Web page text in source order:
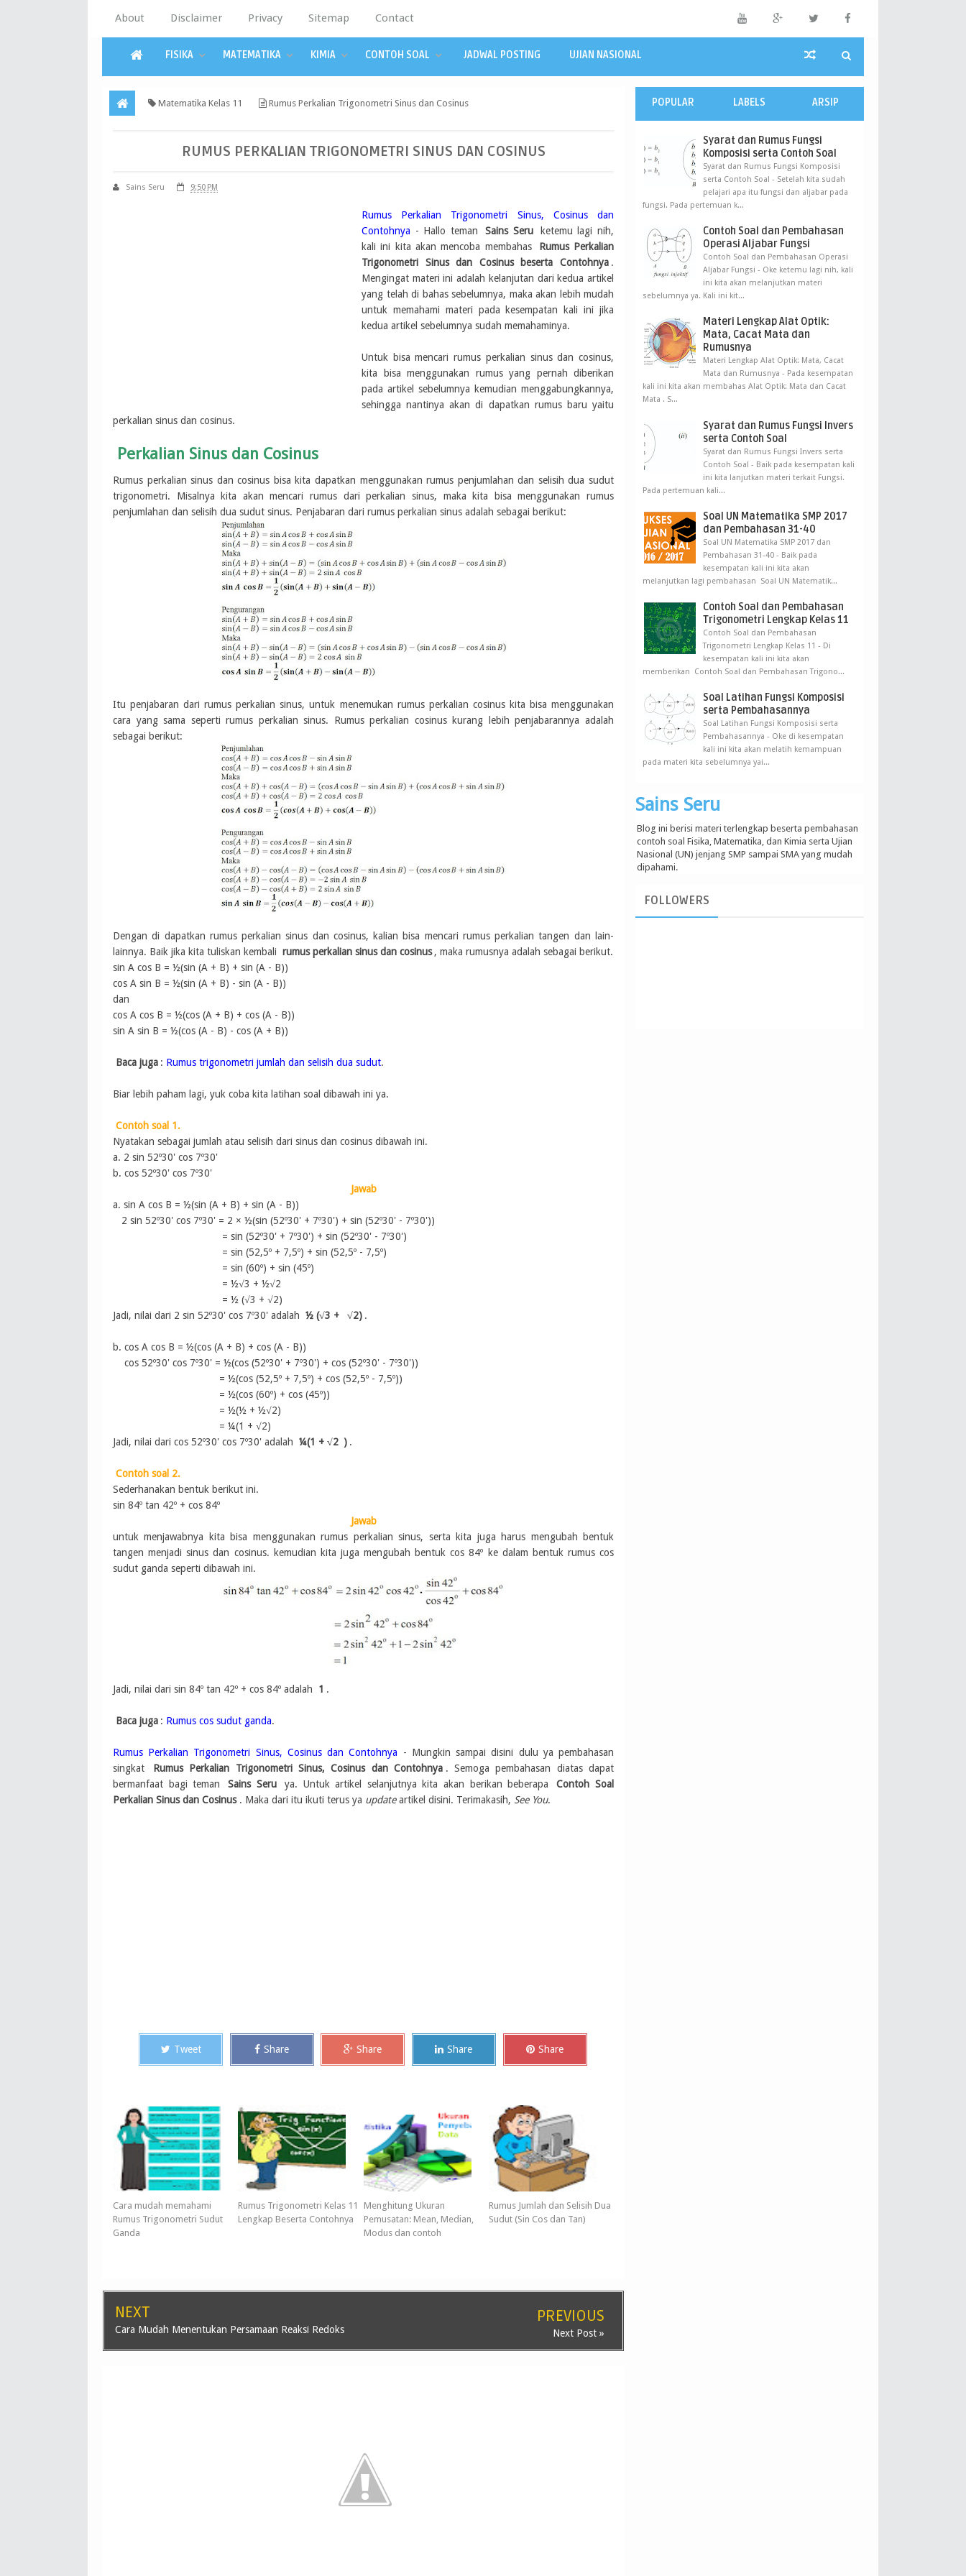
About Disclaimer Privacy Sitemap Contact
FISIKA MATEMATIKA KIMIA CONTOH SOAL JADWAL POSTING UJIAN NASIONAL
Matematika Kelas 11 Rumus Perkalian Trigonometri Sinus dan Cosinus
RUMUS PERKALIAN TRIGONOMETRI SINUS DAN COSINUS
Sains Seru 9:50 PM
Rumus Perkalian Trigonometri Sinus, Cosinus dan
Contohnya - Hallo teman Sains Seru
ketemu lagi nih,
kali ini kita akan mencoba membahas
Rumus Perkalian
Trigonometri Sinus dan Cosinus beserta Contohnya .
Mengingat materi ini adalah kelanjutan dari kedua artikel
yang telah di bahas sebelumnya, maka akan lebih mudah
untuk memahami materi pada kesempatan kali ini jika
kedua artikel sebelumnya sudah memahaminya.
Untuk bisa mencari rumus perkalian sinus dan cosinus,
kita bisa menggunakan rumus yang pernah diberikan
pada artikel sebelumnya kemudian menggabungkannya,
sehingga nantinya akan di dapatkan rumus baru yaitu
perkalian sinus dan cosinus.
Perkalian Sinus dan Cosinus
Rumus perkalian sinus dan cosinus bisa kita dapatkan menggunakan rumus penjumlahan dan selisih dua sudut
trigonometri. Misalnya kita akan mencari rumus dari perkalian sinus, maka kita bisa menggunakan rumus
penjumlahan dan selisih dua sudut sinus. Penjabaran dari rumus perkalian sinus adalah sebagai berikut:
Itu penjabaran dari rumus perkalian sinus, untuk menemukan rumus perkalian cosinus kita bisa menggunakan
cara yang sama seperti rumus perkalian sinus. Rumus perkalian cosinus kurang lebih penjabarannya adalah
sebagai berikut:
Dengan di dapatkan rumus perkalian sinus dan cosinus, kalian bisa mencari rumus perkalian tangen dan lain-
lainnya. Baik jika kita tuliskan kembali rumus perkalian sinus dan cosinus , maka rumusnya adalah sebagai berikut.
sin A cos B = ½(sin (A + B) + sin (A - B))
cos A sin B = ½(sin (A + B) - sin (A - B))
dan
cos A cos B = ½(cos (A + B) + cos (A - B))
sin A sin B = ½(cos (A - B) - cos (A + B))
Baca juga : Rumus trigonometri jumlah dan selisih dua sudut.
Biar lebih paham lagi, yuk coba kita latihan soal dibawah ini ya.
Contoh soal 1.
Nyatakan sebagai jumlah atau selisih dari sinus dan cosinus dibawah ini.
a. 2 sin 52º30' cos 7º30'
b. cos 52º30' cos 7º30'
Jawab
a. sin A cos B = ½(sin (A + B) + sin (A - B))
2 sin 52º30' cos 7º30' = 2 × ½(sin (52º30' + 7º30') + sin (52º30' - 7º30'))
= sin (52º30' + 7º30') + sin (52º30' - 7º30')
= sin (52,5º + 7,5º) + sin (52,5º - 7,5º)
= sin (60º) + sin (45º)
= ½√3 + ½√2
= ½ (√3 + √2)
Jadi, nilai dari 2 sin 52º30' cos 7º30' adalah ½ (√3 + √2) .
b. cos A cos B = ½(cos (A + B) + cos (A - B))
cos 52º30' cos 7º30' = ½(cos (52º30' + 7º30') + cos (52º30' - 7º30'))
= ½(cos (52,5º + 7,5º) + cos (52,5º - 7,5º))
= ½(cos (60º) + cos (45º))
= ½(½ + ½√2)
= ¼(1 + √2)
Jadi, nilai dari cos 52º30' cos 7º30' adalah ¼(1 + √2 ) .
Contoh soal 2.
Sederhanakan bentuk berikut ini.
sin 84º tan 42º + cos 84º
Jawab
untuk menjawabnya kita bisa menggunakan rumus perkalian sinus, serta kita juga harus mengubah bentuk
tangen menjadi sinus dan cosinus. kemudian kita juga mengubah bentuk cos 84º ke dalam bentuk rumus cos
sudut ganda seperti dibawah ini.
Jadi, nilai dari sin 84º tan 42º + cos 84º adalah 1 .
Baca juga : Rumus cos sudut ganda.
Rumus Perkalian Trigonometri Sinus, Cosinus dan Contohnya - Mungkin sampai disini dulu ya pembahasan
singkat
Rumus Perkalian Trigonometri Sinus, Cosinus dan Contohnya . Semoga pembahasan diatas dapat
bermanfaat bagi teman
Sains Seru ya. Untuk artikel selanjutnya kita akan berikan beberapa
Contoh Soal
Perkalian Sinus dan Cosinus . Maka dari itu ikuti terus ya updateartikel disini. Terimakasih, See You.
Tweet Share Share Share Share
Cara mudah memahami
Rumus Trigonometri Sudut
Ganda
Rumus Trigonometri Kelas 11
Lengkap Beserta Contohnya
Menghitung Ukuran
Pemusatan: Mean, Median,
Modus dan contoh
Rumus Jumlah dan Selisih Dua
Sudut (Sin Cos dan Tan)
NEXT
Cara Mudah Menentukan Persamaan Reaksi Redoks
PREVIOUS
Next Post »
POPULAR LABELS ARSIP
Syarat dan Rumus Fungsi
Komposisi serta Contoh Soal
Syarat dan Rumus Fungsi Komposisi
serta Contoh Soal - Setelah kita sudah
pelajari apa itu fungsi dan aljabar pada
fungsi. Pada pertemuan k...
Contoh Soal dan Pembahasan
Operasi Aljabar Fungsi
Contoh Soal dan Pembahasan Operasi
Aljabar Fungsi - Oke ketemu lagi nih, kali
ini kita akan melanjutkan materi
sebelumnya ya. Kali ini kit...
Materi Lengkap Alat Optik:
Mata, Cacat Mata dan
Rumusnya
Materi Lengkap Alat Optik: Mata, Cacat
Mata dan Rumusnya - Pada kesempatan
kali ini kita akan membahas Alat Optik: Mata dan Cacat
Mata . S...
Syarat dan Rumus Fungsi Invers
serta Contoh Soal
Syarat dan Rumus Fungsi Invers serta
Contoh Soal - Baik pada kesempatan kali
ini kita lanjutkan materi terkait Fungsi.
Pada pertemuan kali...
Soal UN Matematika SMP 2017
dan Pembahasan 31-40
Soal UN Matematika SMP 2017 dan
Pembahasan 31-40 - Baik pada
kesempatan kali ini kita akan
melanjutkan lagi pembahasan Soal UN Matematik...
Contoh Soal dan Pembahasan
Trigonometri Lengkap Kelas 11
Contoh Soal dan Pembahasan
Trigonometri Lengkap Kelas 11 - Di
kesempatan kali ini kita akan
memberikan Contoh Soal dan Pembahasan Trigono...
Soal Latihan Fungsi Komposisi
serta Pembahasannya
Soal Latihan Fungsi Komposisi serta
Pembahasannya - Oke di kesempatan
kali ini kita akan melatih kemampuan
pada materi kita sebelumnya yai...
Sains Seru
Blog ini berisi materi terlengkap beserta pembahasan
contoh soal Fisika, Matematika, dan Kimia serta Ujian
Nasional (UN) jenjang SMP sampai SMA yang mudah
dipahami.
FOLLOWERS